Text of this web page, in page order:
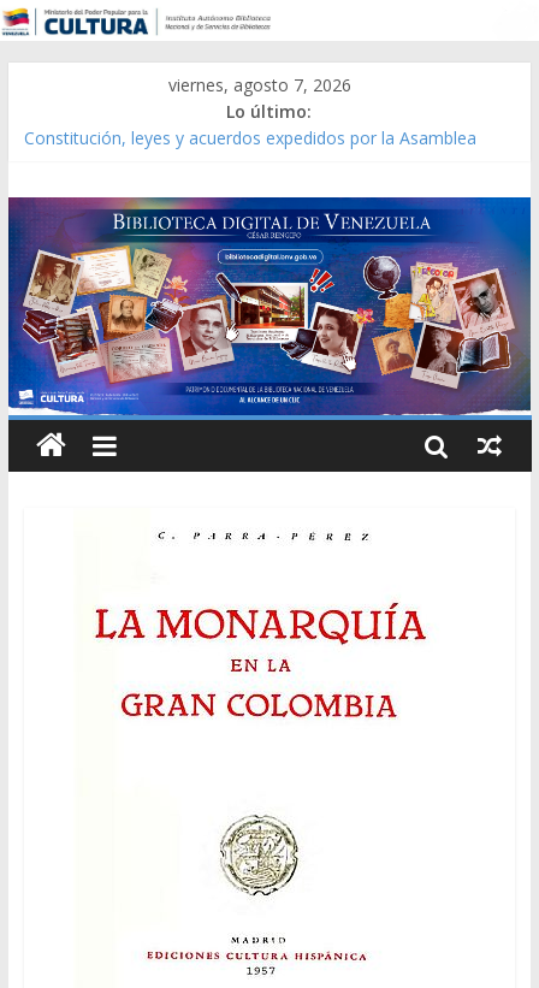
viernes, agosto 7, 2026
Lo último:
Constitución, leyes y acuerdos expedidos por la Asamblea
Modesta Bor Sánchez [material gráfico]
Gaceta Oficial de la República de Venezuela año CXXXIII Mes V,
Caracas 09 de marzo de 2006 N° 38.394
Catálogo temático de obras de Modesta Bor